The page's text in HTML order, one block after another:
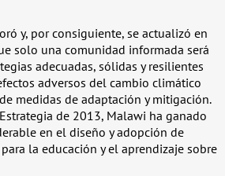
y, por consiguiente, se actualizó en
solo una comunidad informada será
adecuadas, sólidas y resilientes
adversos del cambio climático
medidas de adaptación y mitigación.
de 2013, Malawi ha ganado
en el diseño y adopción de
la educación y el aprendizaje sobre